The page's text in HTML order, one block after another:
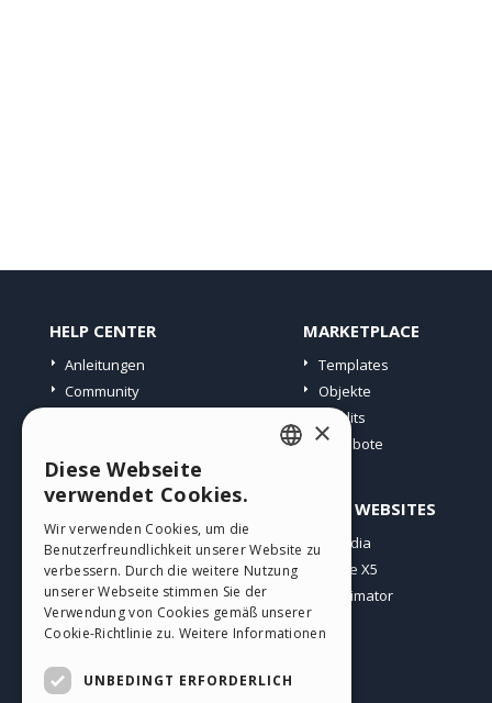
HELP CENTER
Anleitungen
Community
MARKETPLACE
Templates
Objekte
Credits
Angebote
PROFIL
Meine Beiträge
Meine Lizenz
Download
Webhosting
ANDERE WEBSITES
Incomedia
WebSite X5
WebAnimator
GERMAN
SPANISH
PORTUGUESE
×
Diese Webseite
verwendet Cookies.
Wir verwenden Cookies, um die
Benutzerfreundlichkeit unserer Website zu
verbessern. Durch die weitere Nutzung
unserer Webseite stimmen Sie der
Verwendung von Cookies gemäß unserer
Cookie-Richtlinie zu. Weitere Informationen
UNBEDINGT ERFORDERLICH